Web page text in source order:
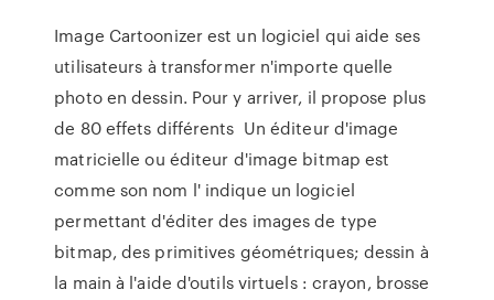
Image Cartoonizer est un logiciel qui aide ses
utilisateurs à transformer n'importe quelle
photo en dessin. Pour y arriver, il propose plus
de 80 effets différents Un éditeur d'image
matricielle ou éditeur d'image bitmap est
comme son nom l' indique un logiciel
permettant d'éditer des images de type
bitmap, des primitives géométriques; dessin à
la main à l'aide d'outils virtuels : crayon, brosse